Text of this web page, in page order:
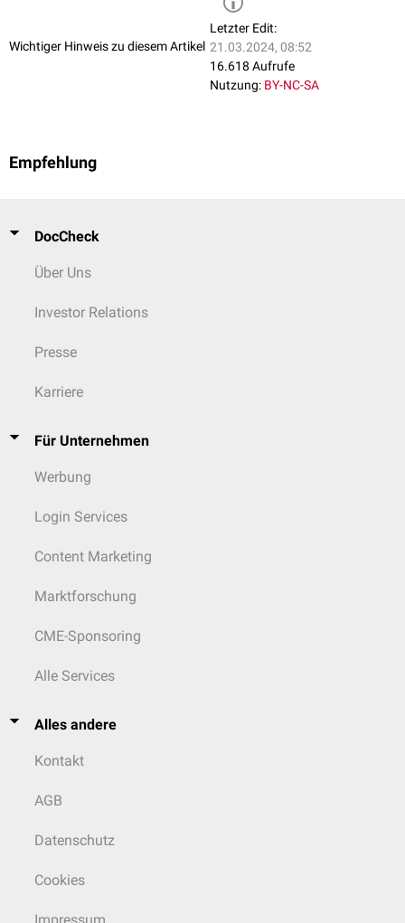
Wichtiger Hinweis zu diesem Artikel
Letzter Edit:
21.03.2024, 08:52
16.618 Aufrufe
Nutzung: BY-NC-SA
Empfehlung
DocCheck
Über Uns
Investor Relations
Presse
Karriere
Für Unternehmen
Werbung
Login Services
Content Marketing
Marktforschung
CME-Sponsoring
Alle Services
Alles andere
Kontakt
AGB
Datenschutz
Cookies